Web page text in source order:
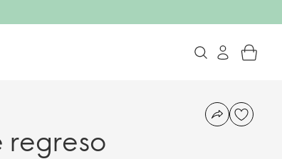
regreso